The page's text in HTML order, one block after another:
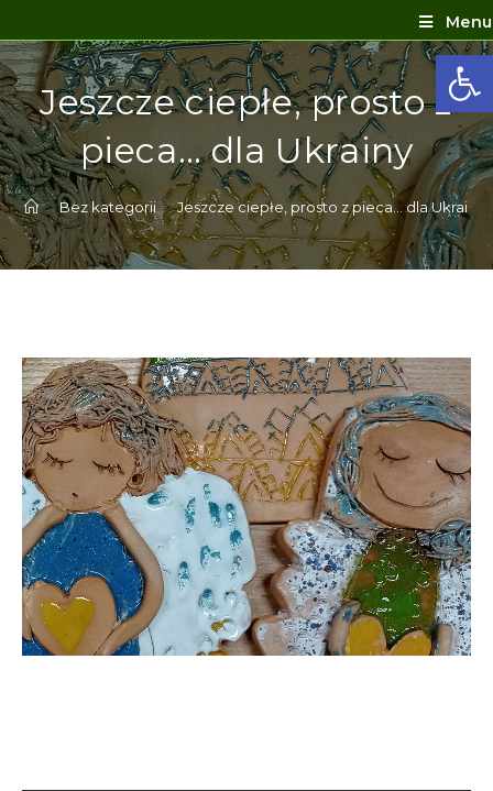
Menu
Jeszcze ciepłe, prosto z
pieca… dla Ukrainy
> Bez kategorii > Jeszcze ciepłe, prosto z pieca… dla Ukrainy